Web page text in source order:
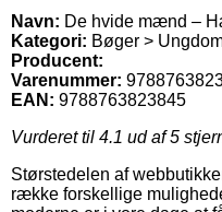
Navn: De hvide mænd –
Kategori: Bøger >
Producent:
Varenummer:
EAN: 9788763823845
Vurderet til 4.1 ud af 5
Størstedelen af
række forskellige